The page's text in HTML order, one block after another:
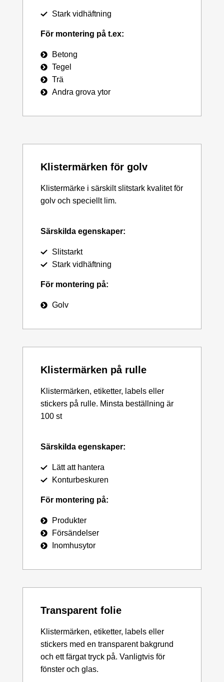
Stark vidhäftning
För montering på t.ex:
Betong
Tegel
Trä
Andra grova ytor
Klistermärken för golv
Klistermärke i särskilt slitstark kvalitet för
golv och speciellt lim.
Särskilda egenskaper:
Slitstarkt
Stark vidhäftning
För montering på:
Golv
Klistermärken på rulle
Klistermärken, etiketter, labels eller
stickers på rulle. Minsta beställning är
100 st
Särskilda egenskaper:
Lätt att hantera
Konturbeskuren
För montering på:
Produkter
Försändelser
Inomhusytor
Transparent folie
Klistermärken, etiketter, labels eller
stickers med en transparent bakgrund
och ett färgat tryck på. Vanligtvis för
fönster och glas.